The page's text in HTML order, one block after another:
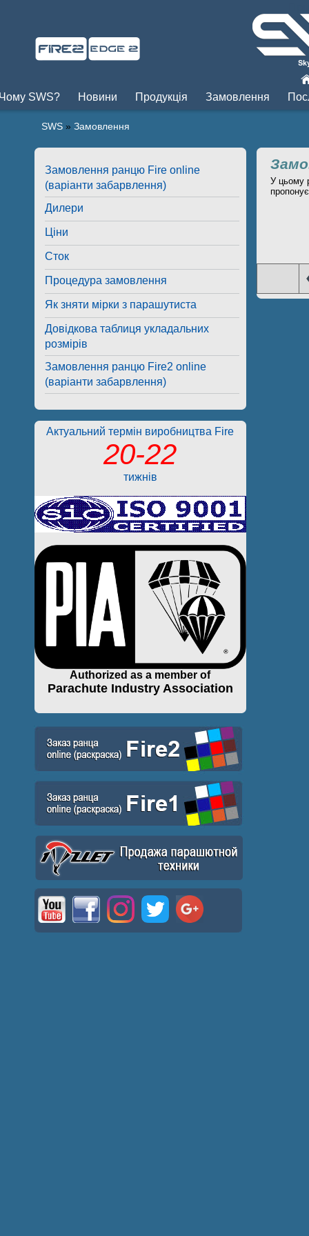
SWS? Новини Продукція Замовлення
SWS » Замовлення
Замовлення ранцю Fire online
(варіанти забарвлення)
Дилери
Ціни
Сток
Процедура замовлення
Як зняти мірки з парашутиста
Довідкова таблиця укладальних
розмірів
Замовлення ранцю Fire2 online
(варіанти забарвлення)
Актуальний термін виробництва Fire
20-22
тижнів
Authorized as a member of
Parachute Industry Association
У цьому